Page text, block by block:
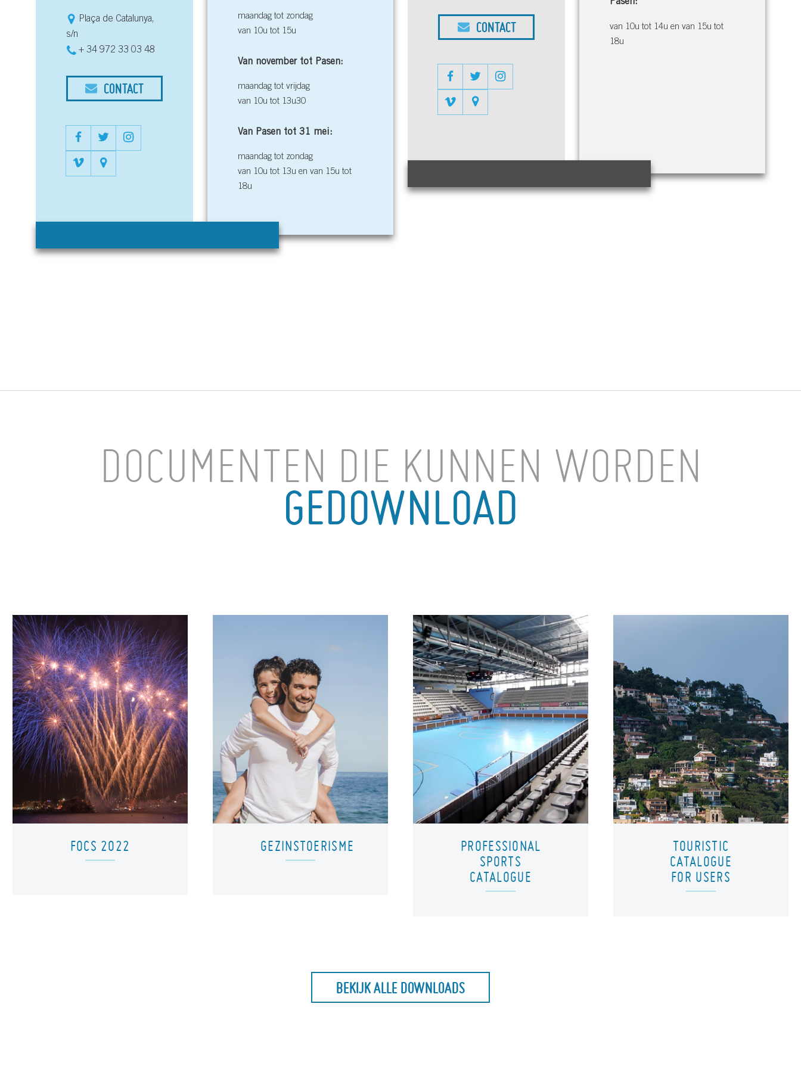
Plaça de Catalunya,
s/n
+ 34 972 33 03 48
CONTACT
maandag tot zondag
van 10u tot 15u
Van november tot Pasen:
maandag tot vrijdag
van 10u tot 13u30
Van Pasen tot 31 mei:
maandag tot zondag
van 10u tot 13u en van 15u tot
18u
CONTACT
Pasen:
van 10u tot 14u en van 15u tot
18u
DOCUMENTEN DIE KUNNEN WORDEN
GEDOWNLOAD
FOCS 2022 GEZINSTOERISME
PROFESSIONAL
SPORTS
CATALOGUE
TOURISTIC
CATALOGUE
FOR USERS
BEKIJK ALLE DOWNLOADS